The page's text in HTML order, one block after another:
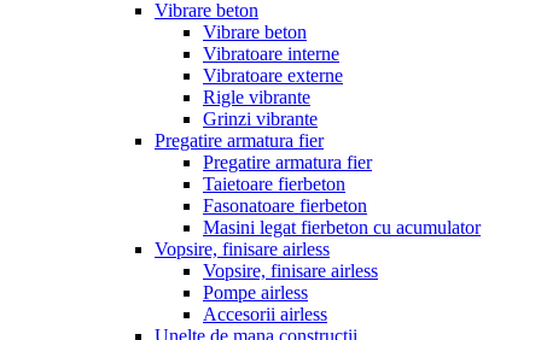
Vibrare beton
Vibrare beton
Vibratoare interne
Vibratoare externe
Rigle vibrante
Grinzi vibrante
Pregatire armatura fier
Pregatire armatura fier
Taietoare fierbeton
Fasonatoare fierbeton
Masini legat fierbeton cu acumulator
Vopsire, finisare airless
Vopsire, finisare airless
Pompe airless
Accesorii airless
Unelte de mana constructii